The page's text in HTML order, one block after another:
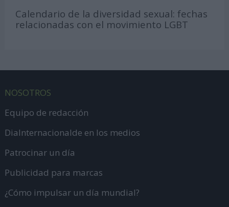
Calendario de la diversidad sexual: fechas
relacionadas con el movimiento LGBT
NOSOTROS
Equipo de redacción
DiaInternacionalde en los medios
Patrocinar un día
Publicidad para marcas
¿Cómo impulsar un día mundial?